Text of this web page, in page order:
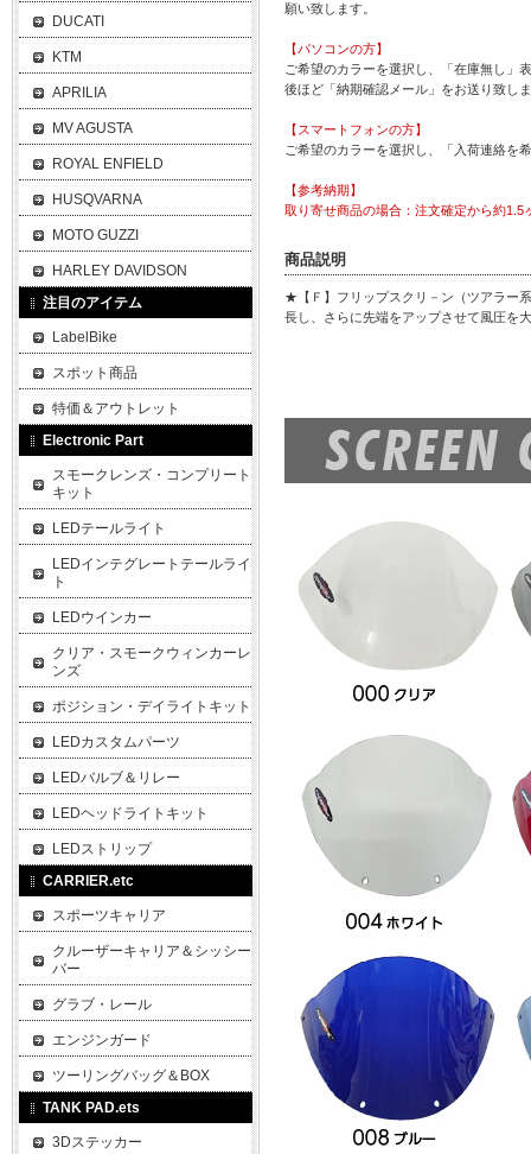
願い致します。
【パソコンの方】
ご希望のカラーを選択し、「在庫無し」
後ほど「納期確認メール」をお送り致し
【スマートフォンの方】
ご希望のカラーを選択し、「入荷連絡を
【参考納期】
取り寄せ商品の場合：注文確定から約1.5
商品説明
★【Ｆ】フリップスクリ－ン（ツアラー
長し、さらに先端をアップさせて風圧を
DUCATI
KTM
APRILIA
MV AGUSTA
ROYAL ENFIELD
HUSQVARNA
MOTO GUZZI
HARLEY DAVIDSON
注目のアイテム
LabelBike
スポット商品
特価＆アウトレット
Electronic Part
スモークレンズ・コンプリート
キット
LEDテールライト
LEDインテグレートテールライ
ト
LEDウインカー
クリア・スモークウィンカーレ
ンズ
ポジション・デイライトキット
LEDカスタムパーツ
LEDバルブ＆リレー
LEDヘッドライトキット
LEDストリップ
CARRIER.etc
スポーツキャリア
クルーザーキャリア＆シッシー
バー
グラブ・レール
エンジンガード
ツーリングバッグ＆BOX
TANK PAD.ets
3Dステッカー